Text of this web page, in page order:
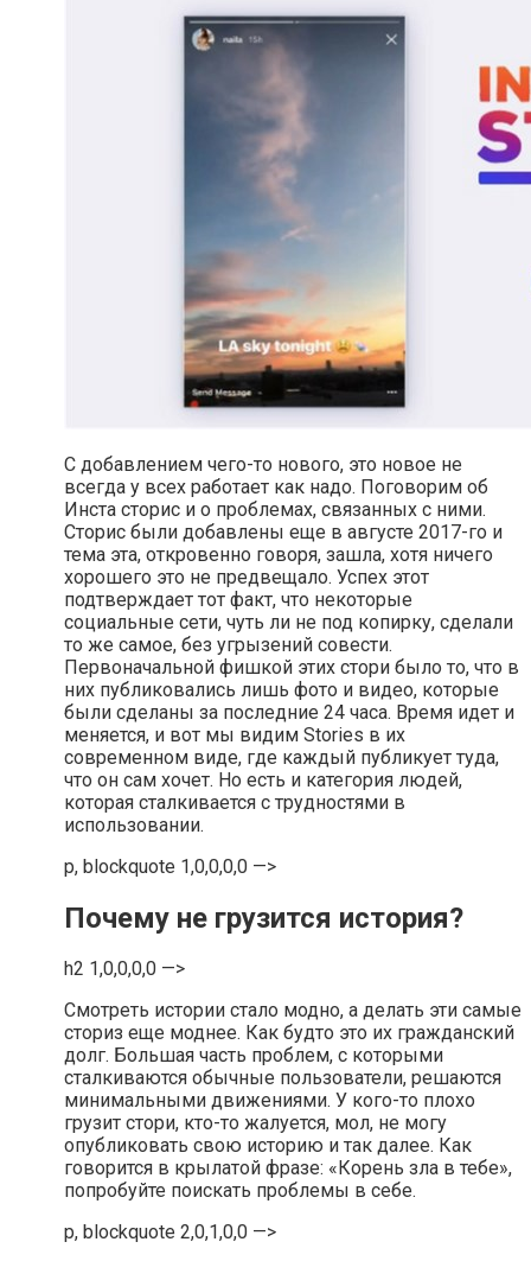
С добавлением чего-то нового, это новое не
всегда у всех работает как надо. Поговорим об
Инста сторис и о проблемах, связанных с ними.
Сторис были добавлены еще в августе 2017-го и
тема эта, откровенно говоря, зашла, хотя ничего
хорошего это не предвещало. Успех этот
подтверждает тот факт, что некоторые
социальные сети, чуть ли не под копирку, сделали
то же самое, без угрызений совести.
Первоначальной фишкой этих стори было то, что в
них публиковались лишь фото и видео, которые
были сделаны за последние 24 часа. Время идет и
меняется, и вот мы видим Stories в их
современном виде, где каждый публикует туда,
что он сам хочет. Но есть и категория людей,
которая сталкивается с трудностями в
использовании.
p, blockquote 1,0,0,0,0 —>
Почему не грузится история?
h2 1,0,0,0,0 —>
Смотреть истории стало модно, а делать эти самые
сториз еще моднее. Как будто это их гражданский
долг. Большая часть проблем, с которыми
сталкиваются обычные пользователи, решаются
минимальными движениями. У кого-то плохо
грузит стори, кто-то жалуется, мол, не могу
опубликовать свою историю и так далее. Как
говорится в крылатой фразе: «Корень зла в тебе»,
попробуйте поискать проблемы в себе.
p, blockquote 2,0,1,0,0 —>